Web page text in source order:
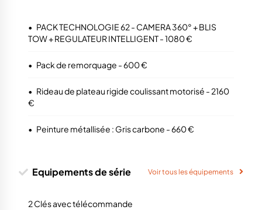
• PACK TECHNOLOGIE 62 - CAMERA 360° + BLIS
TOW + REGULATEUR INTELLIGENT - 1080 €
• Pack de remorquage - 600 €
• Rideau de plateau rigide coulissant motorisé - 2160
€
• Peinture métallisée : Gris carbone - 660 €
Equipements de série Voir tous les équipements
2 Clés avec télécommande